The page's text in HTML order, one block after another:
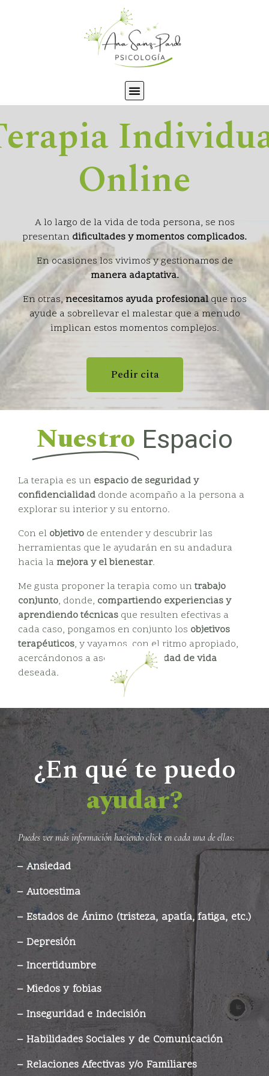
Online
A lo largo de la vida de toda persona, se nos
presentan dificultades y momentos complicados.
En ocasiones los vivimos y gestionamos de
manera adaptativa.
En otras,necesitamos ayuda profesionalque nos
ayude a sobrellevar el malestar que a menudo
implican estos momentos complejos.
Pedir cita
Nuestro Espacio
La terapia es un espacio de seguridad y
confidencialidad donde acompaño a la persona a
explorar su interior y su entorno.
Con el objetivo de entender y descubrir las
herramientas que le ayudarán en su andadura
hacia la mejora y el bienestar.
Me gusta proponer la terapia como un trabajo
conjunto, donde, compartiendo experiencias y
aprendiendo técnicas que resulten efectivas a
cada caso, pongamos en conjunto los objetivos
terapéuticos, y vayamos, con el ritmo apropiado,
acercándonos a asegurar lacalidad de vida
deseada.
¿En qué te puedo
ayudar?
Puedes ver más información haciendo click en cada una de ellas:
– Ansiedad
– Autoestima
– Estados de Ánimo (tristeza, apatía, fatiga, etc.)
– Depresión
–Incertidumbre
– Miedos y fobias
– Inseguridad eIndecisión
– Habilidades Sociales y de Comunicación
– Relaciones Afectivas y/o Familiares